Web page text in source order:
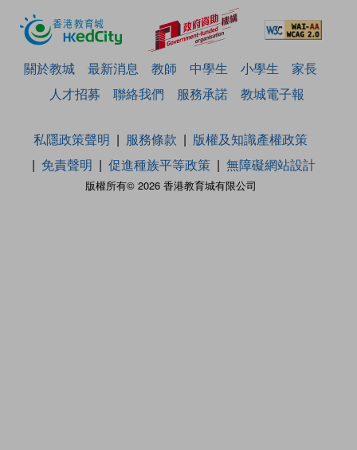
關於教城 最新消息 教師 中學生 小學生
家長
人才招募
聯絡我們 服務承諾 教城電子報
版權所有© 2026 香港教育城有限公司
私隱政策聲明 服務條款
版權及知識產權政策
免責聲明
促進種族平等政策 無障礙網站設計